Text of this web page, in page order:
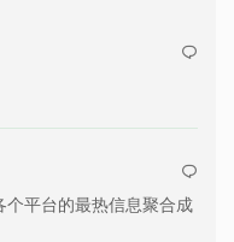
平台的最热信息聚合成